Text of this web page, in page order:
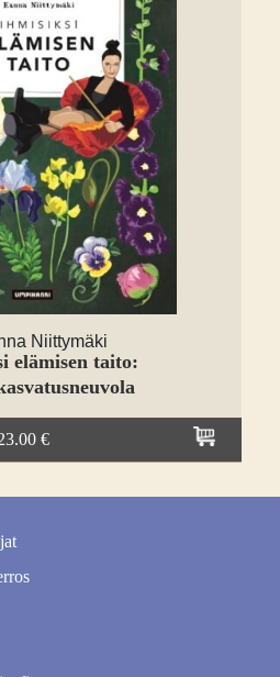
Niittymäki
elämisen taito:
€